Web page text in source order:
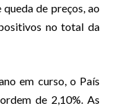
de preços, ao
no total da
em curso, o País
de 2,10%. As